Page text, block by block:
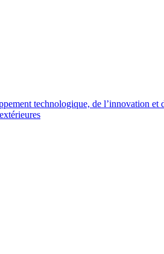
technologique, de l’innovation et